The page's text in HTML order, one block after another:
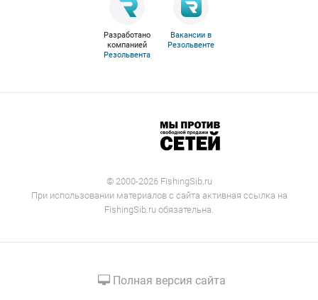
Разработано
компанией
Резольвента
Вакансии в
Резольвенте
Полная версия сайта
© 2000-2026 FishingSib.ru
При использовании материалов с сайта активная ссылка на
FishingSib.ru обязательна.